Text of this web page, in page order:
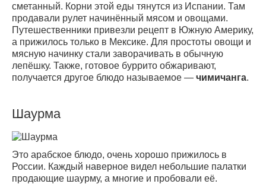
сметанный. Корни этой еды тянутся из Испании. Там
продавали рулет начинённый мясом и овощами.
Путешественники привезли рецепт в Южную Америку,
а прижилось только в Мексике. Для простоты овощи и
мясную начинку стали заворачивать в обычную
лепёшку. Также, готовое буррито обжаривают,
получается другое блюдо называемое — чимичанга.
Шаурма
Это арабское блюдо, очень хорошо прижилось в
России. Каждый наверное видел небольшие палатки
продающие шаурму, а многие и пробовали её.